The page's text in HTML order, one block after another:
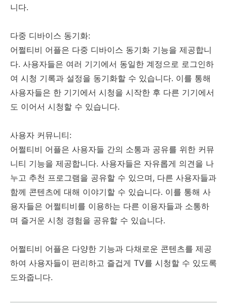
니다.
다중 디바이스 동기화:
어쩔티비 어플은 다중 디바이스 동기화 기능을 제공합니
다. 사용자들은 여러 기기에서 동일한 계정으로 로그인하
여 시청 기록과 설정을 동기화할 수 있습니다. 이를 통해
사용자들은 한 기기에서 시청을 시작한 후 다른 기기에서
도 이어서 시청할 수 있습니다.
사용자 커뮤니티:
어쩔티비 어플은 사용자들 간의 소통과 공유를 위한 커뮤
니티 기능을 제공합니다. 사용자들은 자유롭게 의견을 나
누고 추천 프로그램을 공유할 수 있으며, 다른 사용자들과
함께 콘텐츠에 대해 이야기할 수 있습니다. 이를 통해 사
용자들은 어쩔티비를 이용하는 다른 이용자들과 소통하
며 즐거운 시청 경험을 공유할 수 있습니다.
어쩔티비 어플은 다양한 기능과 다채로운 콘텐츠를 제공
하여 사용자들이 편리하고 즐겁게 TV를 시청할 수 있도록
도와줍니다.